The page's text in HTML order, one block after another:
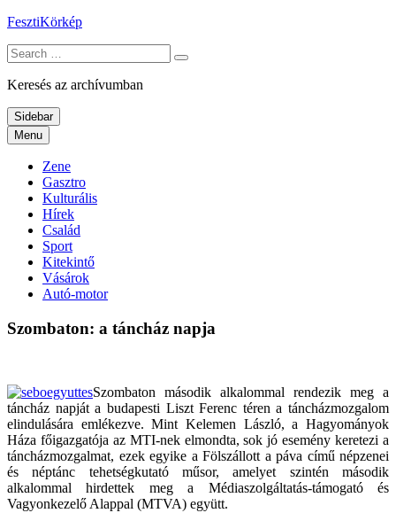
Skip
content
FesztiKörkép
Search
for:
Keresés az archívumban
Sidebar
Menu
Zene
Gasztro
Kulturális
Hírek
Család
Sport
Kitekintő
Vásárok
Autó-motor
Szombaton: a táncház napja
Szombaton második alkalommal rendezik meg a
táncház napját a budapesti Liszt Ferenc téren a táncházmozgalom
elindulására emlékezve. Mint Kelemen László, a Hagyományok
Háza főigazgatója az MTI-nek elmondta, sok jó esemény keretezi a
táncházmozgalmat, ezek egyike a Fölszállott a páva című népzenei
és néptánc tehetségkutató műsor, amelyet szintén második
alkalommal hirdettek meg a Médiaszolgáltatás-támogató és
Vagyonkezelő Alappal (MTVA) együtt.